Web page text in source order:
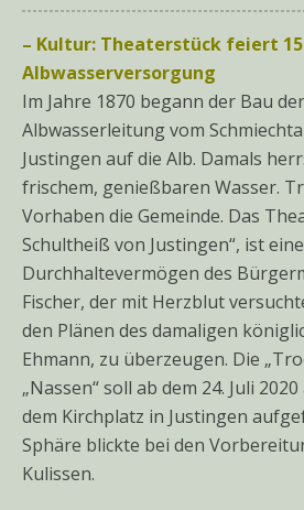
– Kultur: Theaterstück feiert
Albwasserversorgung
Im Jahre 1870 begann der Bau
Albwasserleitung vom
Justingen auf die Alb. Damals
frischem, genießbaren Wasser.
Vorhaben die Gemeinde. Das
Schultheiß von Justingen“, ist
Durchhaltevermögen des
Fischer, der mit Herzblut
den Plänen des damaligen
Ehmann, zu überzeugen. Die
„Nassen“ soll ab dem 24. Juli
dem Kirchplatz in Justingen
Sphäre blickte bei den
Kulissen.